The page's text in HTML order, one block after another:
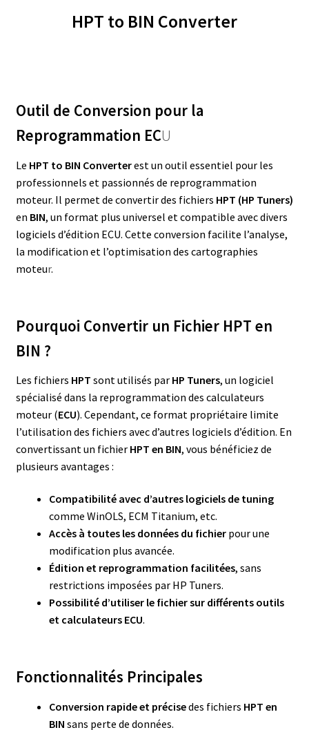
HPT to BIN Converter
Outil de Conversion pour la
Reprogrammation ECU
Le HPT to BIN Converterest un outil essentiel pour les
professionnels et passionnés de reprogrammation
moteur. Il permet de convertir des fichiers HPT (HP Tuners)
en BIN, un format plus universel et compatible avec divers
logiciels d’édition ECU. Cette conversion facilite l’analyse,
la modification et l’optimisation des cartographies
moteur.
Pourquoi Convertir un Fichier HPT en
BIN ?
Les fichiers HPT sont utilisés par HP Tuners, un logiciel
spécialisé dans la reprogrammation des calculateurs
moteur (ECU). Cependant, ce format propriétaire limite
l’utilisation des fichiers avec d’autres logiciels d’édition. En
convertissant un fichier HPT en BIN, vous bénéficiez de
plusieurs avantages :
Compatibilité avec d’autres logiciels de tuning
comme WinOLS, ECM Titanium, etc.
Accès à toutes les données du fichierpour une
modification plus avancée.
Édition et reprogrammation facilitées, sans
restrictions imposées par HP Tuners.
Possibilité d’utiliser le fichier sur différents outils
et calculateurs ECU.
Fonctionnalités Principales
Conversion rapide et précisedes fichiers HPT en
BIN sans perte de données.